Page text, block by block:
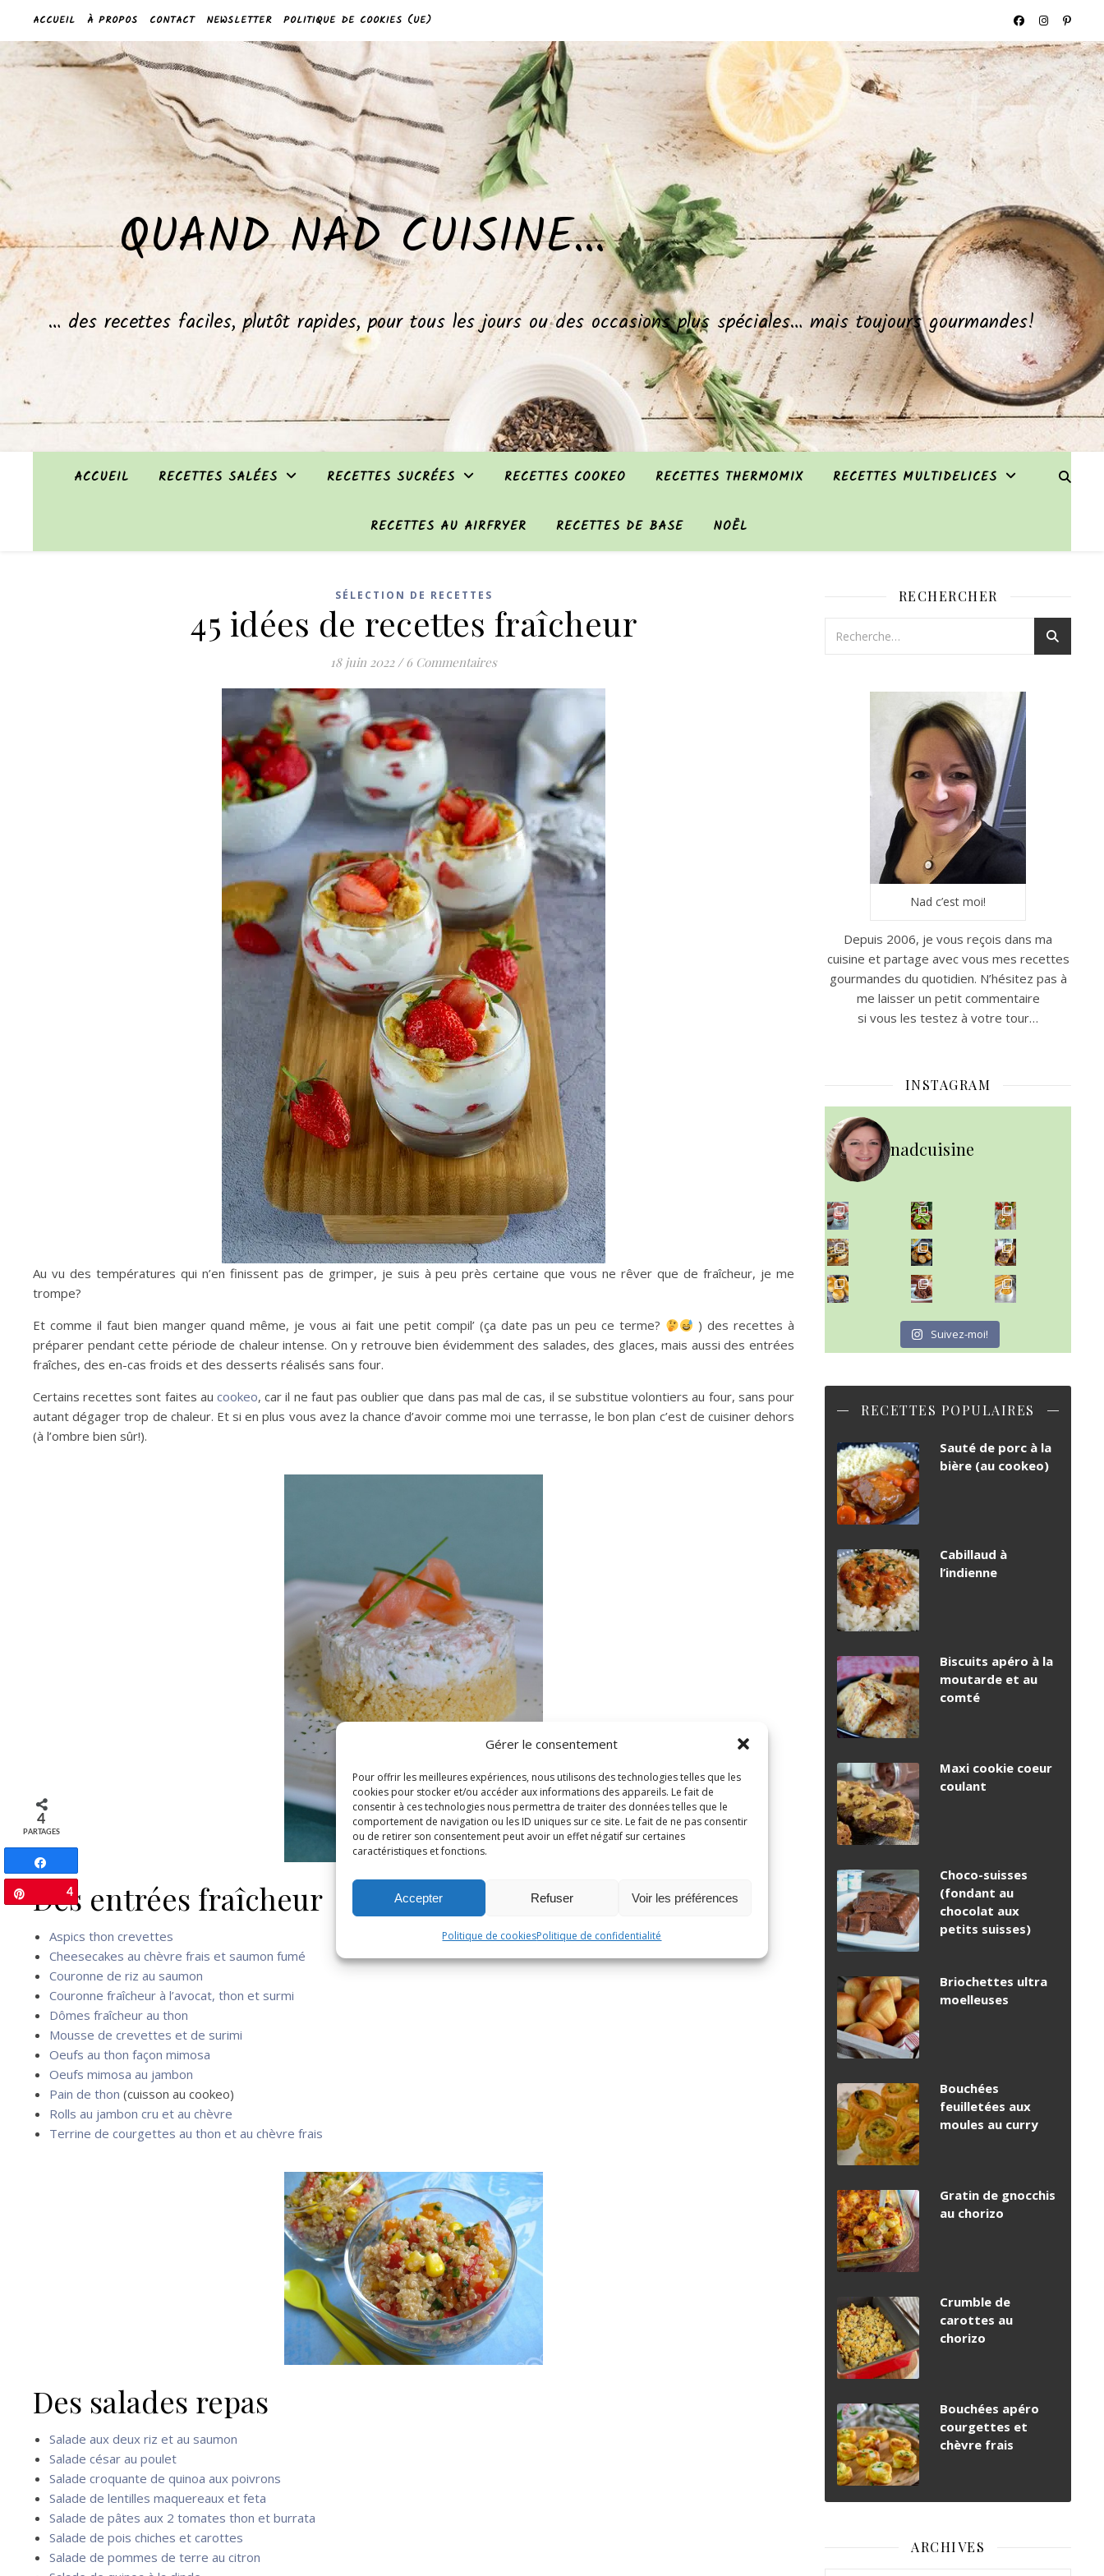
Gérer le consentement
Pour offrir les meilleures expériences, nous utilisons des technologies telles que les
cookies pour stocker et/ou accéder aux informations des appareils. Le fait de
consentir à ces technologies nous permettra de traiter des données telles que le
comportement de navigation ou les ID uniques sur ce site. Le fait de ne pas consentir
ou de retirer son consentement peut avoir un effet négatif sur certaines
caractéristiques et fonctions.
Accepter Refuser Voir les préférences
Politique de cookiesPolitique de confidentialité
ACCUEIL À PROPOS CONTACT NEWSLETTER POLITIQUE DE COOKIES (UE)
QUAND NAD CUISINE…
… des recettes faciles, plutôt rapides, pour tous les jours ou des occasions plus spéciales… mais toujours gourmandes!
ACCUEIL RECETTES SALÉES RECETTES SUCRÉES RECETTES COOKEO RECETTES THERMOMIX RECETTES MULTIDELICES
RECETTES AU AIRFRYER RECETTES DE BASE NOËL
SÉLECTION DE RECETTES
45 idées de recettes fraîcheur
18 juin 2022 / 6 Commentaires
Au vu des températures qui n’en finissent pas de grimper, je suis à peu près certaine que vous ne rêver que de fraîcheur, je me
trompe?
Et comme il faut bien manger quand même, je vous ai fait une petit compil’ (ça date pas un peu ce terme?
) des recettes à
préparer pendant cette période de chaleur intense. On y retrouve bien évidemment des salades, des glaces, mais aussi des entrées
fraîches, des en-cas froids et des desserts réalisés sans four.
Certains recettes sont faites au cookeo, car il ne faut pas oublier que dans pas mal de cas, il se substitue volontiers au four, sans pour
autant dégager trop de chaleur. Et si en plus vous avez la chance d’avoir comme moi une terrasse, le bon plan c’est de cuisiner dehors
(à l’ombre bien sûr!).
Des entrées fraîcheur
Aspics thon crevettes
Cheesecakes au chèvre frais et saumon fumé
Couronne de riz au saumon
Couronne fraîcheur à l’avocat, thon et surmi
Dômes fraîcheur au thon
Mousse de crevettes et de surimi
Oeufs au thon façon mimosa
Oeufs mimosa au jambon
Pain de thon (cuisson au cookeo)
Rolls au jambon cru et au chèvre
Terrine de courgettes au thon et au chèvre frais
Des salades repas
Salade aux deux riz et au saumon
Salade césar au poulet
Salade croquante de quinoa aux poivrons
Salade de lentilles maquereaux et feta
Salade de pâtes aux 2 tomates thon et burrata
Salade de pois chiches et carottes
Salade de pommes de terre au citron
RECHERCHER
Nad c’est moi!
Depuis 2006, je vous reçois dans ma
cuisine et partage avec vous mes recettes
gourmandes du quotidien. N’hésitez pas à
me laisser un petit commentaire
si vous les testez à votre tour…
INSTAGRAM
nadcuisine
~ NICE CREAM À LA FRAISE ~
Presque un mois que
~ SALADE DE PÂTES AUX DEUX TOMATES THON ET BURRA
~ FINANCIERS MYRTILLES ET CITRON ~
Aujourd'hu
~ BUNS MAISON ~
Un peu de boulange par ici au
~ GÂTEAU FONDANT CHOCO NOISETTE ~
C'est lundi
Suivez-moi!
RECETTES POPULAIRES
Sauté de porc à la
bière (au cookeo)
Cabillaud à
l’indienne
Biscuits apéro à la
moutarde et au
comté
Maxi cookie coeur
coulant
Choco-suisses
(fondant au
chocolat aux
petits suisses)
Briochettes ultra
moelleuses
Bouchées
feuilletées aux
moules au curry
Gratin de gnocchis
au chorizo
Crumble de
carottes au
chorizo
Bouchées apéro
courgettes et
chèvre frais
ARCHIVES
4
PARTAGES
4